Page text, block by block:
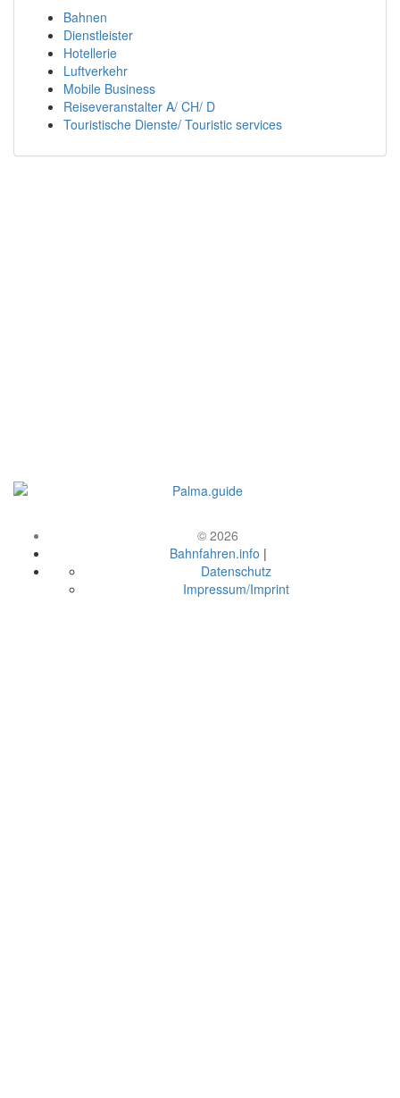
Bahnen
Dienstleister
Hotellerie
Luftverkehr
Mobile Business
Reiseveranstalter A/ CH/ D
Touristische Dienste/ Touristic services
© 2026
Bahnfahren.info |
Datenschutz
Impressum/Imprint